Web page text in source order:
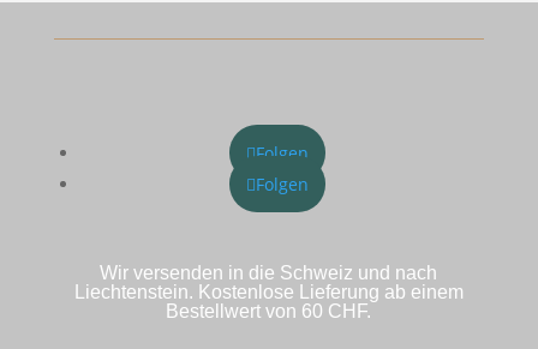
Folgen
Folgen
Wir versenden in die Schweiz und nach
Liechtenstein. Kostenlose Lieferung ab einem
Bestellwert von 60 CHF.